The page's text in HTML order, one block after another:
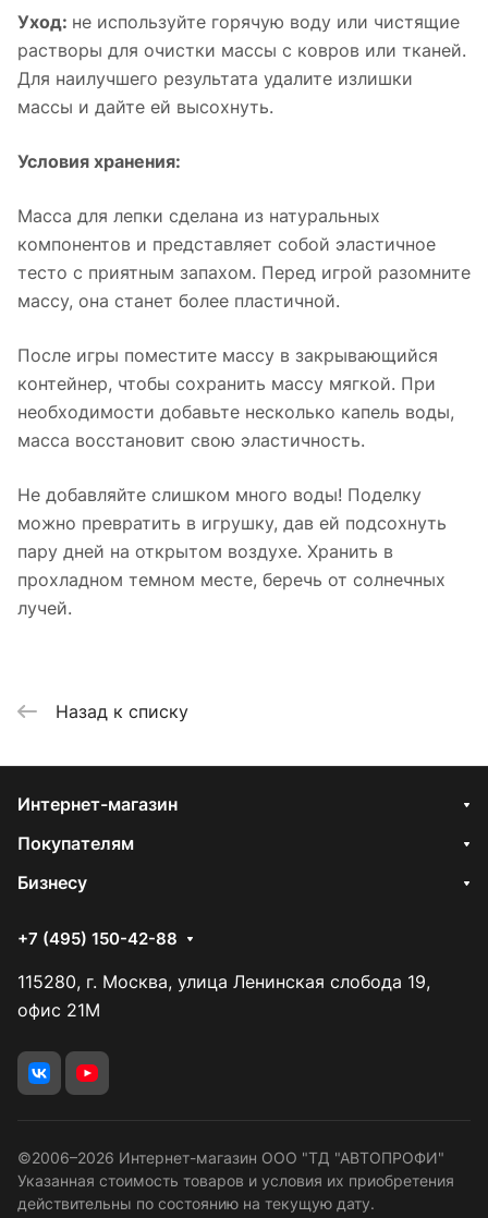
Уход: не используйте горячую воду или чистящие
растворы для очистки массы с ковров или тканей.
Для наилучшего результата удалите излишки
массы и дайте ей высохнуть.
Условия хранения:
Масса для лепки сделана из натуральных
компонентов и представляет собой эластичное
тесто с приятным запахом. Перед игрой разомните
массу, она станет более пластичной.
После игры поместите массу в закрывающийся
контейнер, чтобы сохранить массу мягкой. При
необходимости добавьте несколько капель воды,
масса восстановит свою эластичность.
Не добавляйте слишком много воды! Поделку
можно превратить в игрушку, дав ей подсохнуть
пару дней на открытом воздухе. Хранить в
прохладном темном месте, беречь от солнечных
лучей.
Назад к списку
Интернет-магазин
Покупателям
Бизнесу
+7 (495) 150-42-88
115280, г. Москва, улица Ленинская слобода 19,
офис 21М
©2006–2026 Интернет-магазин ООО "ТД "АВТОПРОФИ"
Указанная стоимость товаров и условия их приобретения
действительны по состоянию на текущую дату.